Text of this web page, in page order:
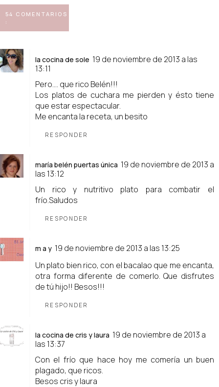
54 COMENTARIOS
:
la cocina de sole 19 de noviembre de 2013 a las
13:11
Pero.... que rico Belén!!!
Los platos de cuchara me pierden y ésto tiene
que estar espectacular.
Me encanta la receta, un besito
RESPONDER
maría belén puertas única 19 de noviembre de 2013 a
las 13:12
Un rico y nutritivo plato para combatir el
frío.Saludos
RESPONDER
m a y 19 de noviembre de 2013 a las 13:25
Un plato bien rico, con el bacalao que me encanta,
otra forma diferente de comerlo. Que disfrutes
de tú hijo!! Besos!!!
RESPONDER
la cocina de cris y laura 19 de noviembre de 2013 a
las 13:37
Con el frío que hace hoy me comería un buen
plagado, que ricos.
Besos cris y laura